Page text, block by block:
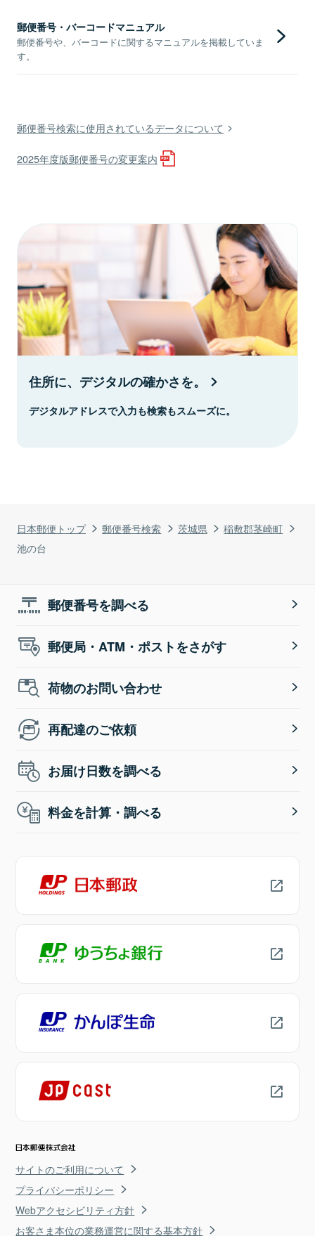
日本郵便トップ 郵便番号検索 茨城県
稲敷郡茎崎町
池の台
郵便番号・バーコードマニュアル
郵便番号や、バーコードに関するマニュアルを掲載していま
す。
郵便番号検索に使用されているデータについて
2025年度版郵便番号の変更案内
住所に、デジタルの確かさを。
デジタルアドレスで入力も検索もスムーズに。
郵便番号を調べる
郵便局・ATM・ポストをさがす
荷物のお問い合わせ
再配達のご依頼
お届け日数を調べる
料金を計算・調べる
サイトのご利用について
プライバシーポリシー
Webアクセシビリティ方針
お客さま本位の業務運営に関する基本方針